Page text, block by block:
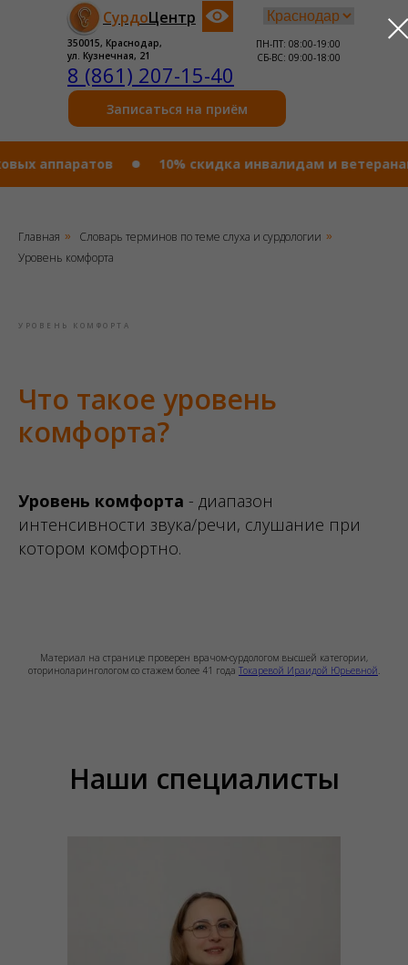
8 (861) 207-15-40
СурдоЦентр
350015, Краснодар,
ул. Кузнечная, 21
ПН-ПТ: 08:00-19:00
СБ-ВС: 09:00-18:00
Записаться на приём
10% cкидка инвалидам и ветеранам
Главная » Словарь терминов по теме слуха и сурдологии »
Уровень комфорта
УРОВЕНЬ КОМФОРТА
Что такое уровень
комфорта?
Уровень комфорта - диапазон
интенсивности звука/речи, слушание при
котором комфортно.
Материал на странице проверен врачом-сурдологом высшей категории,
оториноларингологом со стажем более 41 года Токаревой Ираидой Юрьевной.
Наши специалисты